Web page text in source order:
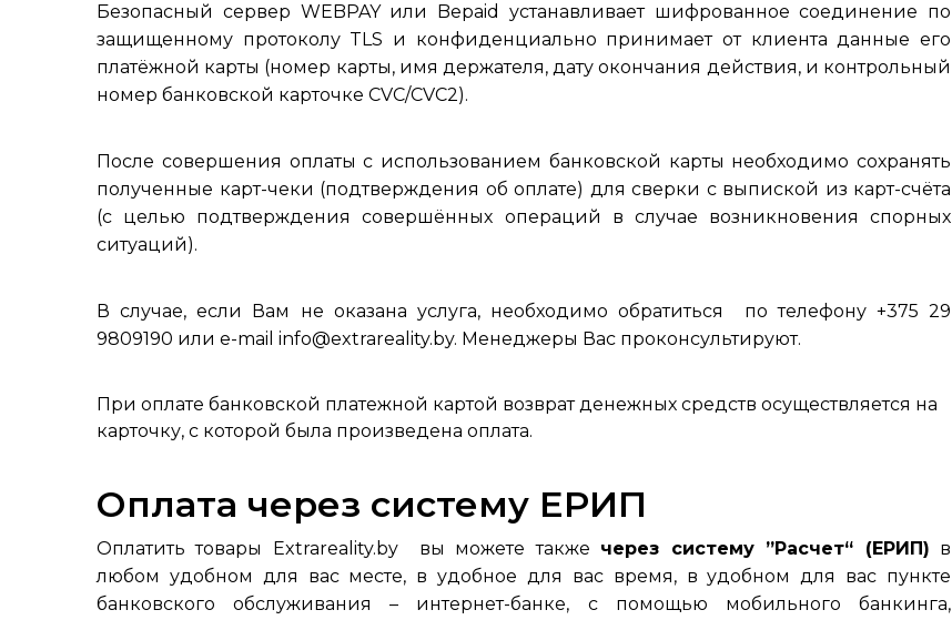
Безопасный сервер WEBPAY или Bepaid устанавливает шифрованное соединение по
защищенному протоколу TLS и конфиденциально принимает от клиента данные его
платёжной карты (номер карты, имя держателя, дату окончания действия, и контрольный
номер банковской карточке CVC/CVC2).
После совершения оплаты с использованием банковской карты необходимо сохранять
полученные карт-чеки (подтверждения об оплате) для сверки с выпиской из карт-счёта
(с целью подтверждения совершённых операций в случае возникновения спорных
ситуаций).
В случае, если Вам не оказана услуга, необходимо обратиться по телефону +375 29
9809190 или e-mail info@extrareality.by. Менеджеры Вас проконсультируют.
При оплате банковской платежной картой возврат денежных средств осуществляется на
карточку, с которой была произведена оплата.
Оплата через систему ЕРИП
Оплатить товары Extrareality.by вы можете также через систему ”Расчет“ (ЕРИП) в
любом удобном для вас месте, в удобное для вас время, в удобном для вас пункте
банковского обслуживания – интернет-банке, с помощью мобильного банкинга,